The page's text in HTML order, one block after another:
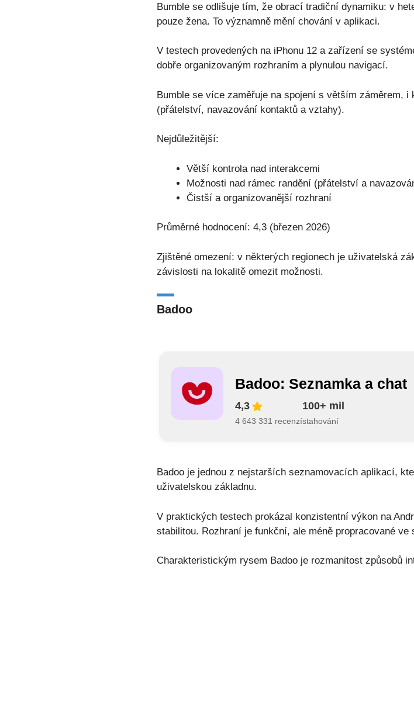
Bumble se odlišuje tím, že obrací tradiční dynamiku: v
pouze žena. To významně mění chování v aplikaci.
V testech provedených na iPhonu 12 a zařízení se
dobře organizovaným rozhraním a plynulou navigací.
Bumble se více zaměřuje na spojení s větším záměrem,
(přátelství, navazování kontaktů a vztahy).
Nejdůležitější:
Větší kontrola nad interakcemi
Možnosti nad rámec randění (přátelství a
Čistší a organizovanější rozhraní
Průměrné hodnocení: 4,3 (březen 2026)
Zjištěné omezení: v některých regionech je uživatelská
závislosti na lokalitě omezit možnosti.
Badoo
Badoo: Seznamka a chat
4,3
4 643 331 recenzí
100+ mil
stahování
Badoo je jednou z nejstarších seznamovacích aplikací,
uživatelskou základnu.
V praktických testech prokázal konzistentní výkon na
stabilitou. Rozhraní je funkční, ale méně propracované
Charakteristickým rysem Badoo je rozmanitost způsobů